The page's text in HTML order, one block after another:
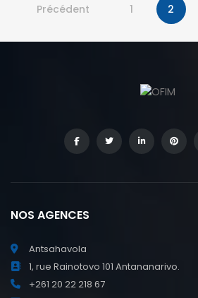
Précédent 1 2
NOS AGENCES
Antsahavola
1, rue Rainotovo 101 Antananarivo.
+261 20 22 218 67